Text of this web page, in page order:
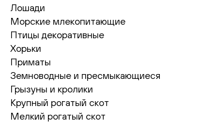
Лошади
Морские млекопитающие
Птицы декоративные
Хорьки
Приматы
Земноводные и пресмыкающиеся
Грызуны и кролики
Крупный рогатый скот
Мелкий рогатый скот